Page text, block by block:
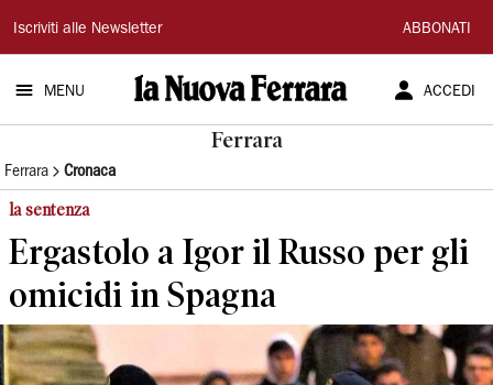
La
Nuova
Ferrara
Iscriviti alle Newsletter ABBONATI
MENU ACCEDI
Ferrara
Ferrara Cronaca
la sentenza
Ergastolo a Igor il Russo per gli
omicidi in Spagna